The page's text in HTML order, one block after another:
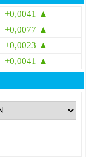
+0,0041 ▲
+0,0077 ▲
+0,0023 ▲
+0,0041 ▲